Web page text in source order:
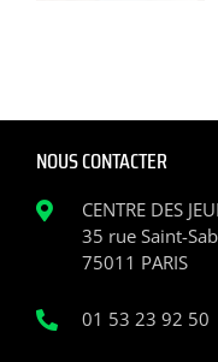
NOUS CONTACTER
CENTRE DES
35 rue Saint-
75011 PARIS
01 53 23 92 50